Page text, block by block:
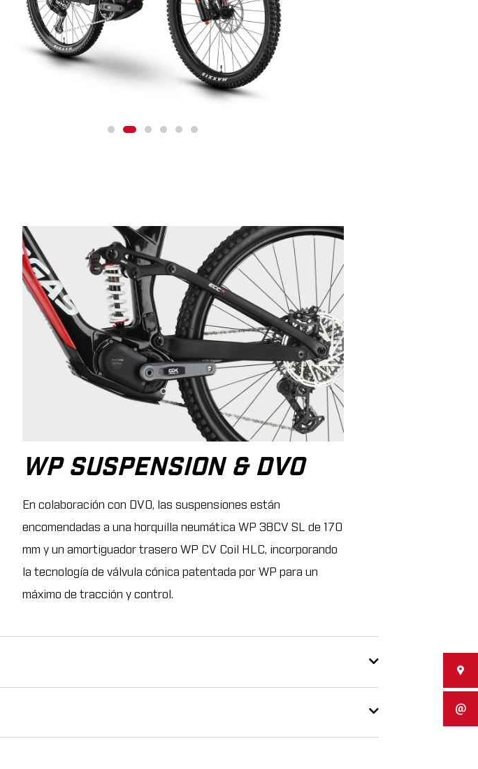
WP SUSPENSION & DVO
En colaboración con DVO, las suspensiones están
encomendadas a una horquilla neumática WP 38CV SL de 170
mm y un amortiguador trasero WP CV Coil HLC, incorporando
la tecnología de válvula cónica patentada por WP para un
máximo de tracción y control.